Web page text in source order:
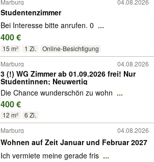
Marburg 04.08.2026
Studentenzimmer
Bei Interesse bitte anrufen. 0 ...
400 €
15 m² 1 Zi. Online-Besichtigung
Marburg 04.08.2026
3 (!) WG Zimmer ab 01.09.2026 frei! Nur
Studentinnen; Neuwertig
Die Chance wunderschön zu wohn ...
400 €
12 m² 6 Zi.
Marburg 04.08.2026
Wohnen auf Zeit Januar und Februar 2027
Ich vermiete meine gerade fris ...